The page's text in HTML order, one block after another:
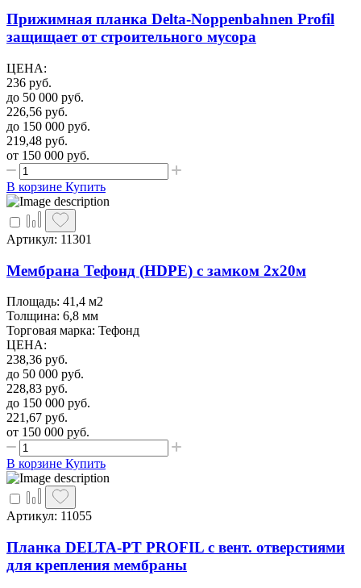
Прижимная планка Delta-Noppenbahnen Profil
защищает от строительного мусора
ЦЕНА:
236 руб.
до 50 000 руб.
226,56 руб.
до 150 000 руб.
219,48 руб.
от 150 000 руб.
В корзине Купить
Артикул: 11301
Мембрана Тефонд (HDPE) с замком 2х20м
Площадь: 41,4 м2
Толщина: 6,8 мм
Торговая марка: Тефонд
ЦЕНА:
238,36 руб.
до 50 000 руб.
228,83 руб.
до 150 000 руб.
221,67 руб.
от 150 000 руб.
В корзине Купить
Артикул: 11055
Планка DELTA-PT PROFIL с вент. отверстиями
для крепления мембраны